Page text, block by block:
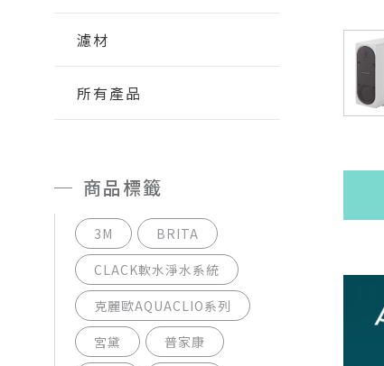
濾材
所有產品
商品標籤
3M
BRITA
CLACK軟水淨水系統
克麗歐AQUACLIO系列
宮黛
普家康